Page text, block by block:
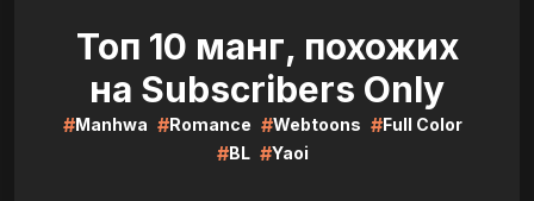
Топ 10 манг, похожих
на Subscribers Only
#Manhwa #Romance #Webtoons #Full Color
#BL #Yaoi